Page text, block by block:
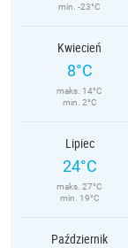
min. -23°C
Kwiecień
8°C
maks. 14°C
min. 2°C
Lipiec
24°C
maks. 27°C
min. 19°C
Październik